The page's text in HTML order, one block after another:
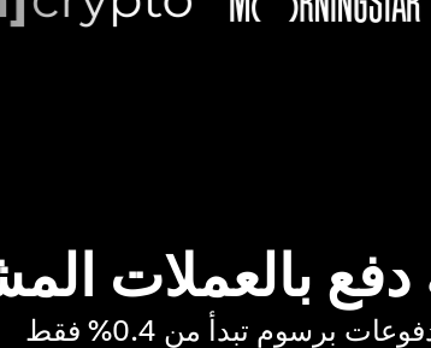
دفع بالعملات
برسوم تبدأ من 0.4% فقط